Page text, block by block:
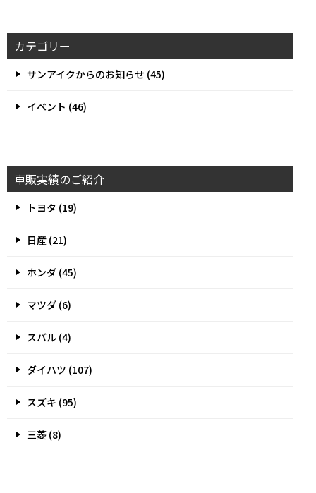
カテゴリー
サンアイクからのお知らせ (45)
イベント (46)
車販実績のご紹介
トヨタ (19)
日産 (21)
ホンダ (45)
マツダ (6)
スバル (4)
ダイハツ (107)
スズキ (95)
三菱 (8)